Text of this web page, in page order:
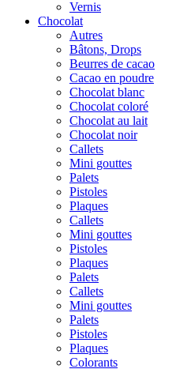
Vernis
Chocolat
Autres
Bâtons, Drops
Beurres de cacao
Cacao en poudre
Chocolat blanc
Chocolat coloré
Chocolat au lait
Chocolat noir
Callets
Mini gouttes
Palets
Pistoles
Plaques
Callets
Mini gouttes
Pistoles
Plaques
Palets
Callets
Mini gouttes
Palets
Pistoles
Plaques
Colorants